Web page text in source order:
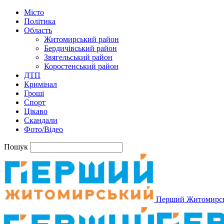
Місто
Політика
Область
Житомирський район
Бердичівський район
Звягельський район
Коростенський район
ДТП
Кримінал
Гроші
Спорт
Цікаво
Скандали
Фото/Відео
Пошук
Перший